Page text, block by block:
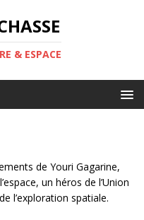
& ESPACE
de Youri Gagarine,
un héros de l’Union
l’exploration spatiale.